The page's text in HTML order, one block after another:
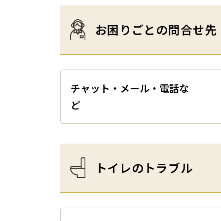
お困りごとの問合せ先
チャット・メール・電話な
トイレのトラブル